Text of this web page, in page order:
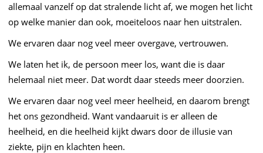
allemaal vanzelf op dat stralende licht af, we mogen het licht
op welke manier dan ook, moeiteloos naar hen uitstralen.
We ervaren daar nog veel meer overgave, vertrouwen.
We laten het ik, de persoon meer los, want die is daar
helemaal niet meer. Dat wordt daar steeds meer doorzien.
We ervaren daar nog veel meer heelheid, en daarom brengt
het ons gezondheid. Want vandaaruit is er alleen de
heelheid, en die heelheid kijkt dwars door de illusie van
ziekte, pijn en klachten heen.